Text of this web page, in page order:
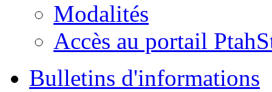
Modalités
Accès au portail
Bulletins d'informations